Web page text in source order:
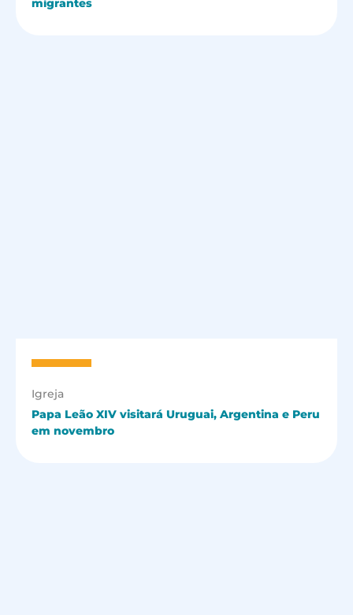
migrantes
Igreja
Papa Leão XIV visitará Uruguai, Argentina e Peru
em novembro